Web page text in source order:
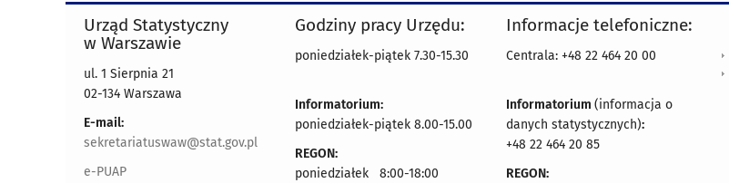
Urząd Statystyczny
w Warszawie
ul. 1 Sierpnia 21
02-134 Warszawa
E-mail:
sekretariatuswaw@stat.gov.pl
e-PUAP
Godziny pracy Urzędu:
poniedziałek-piątek 7.30-15.30
Informatorium:
poniedziałek-piątek 8.00-15.00
REGON:
poniedziałek 8:00-18:00
Informacje telefoniczne:
Centrala: +48 22 464 20 00
Informatorium (informacja o
danych statystycznych):
+48 22 464 20 85
REGON: